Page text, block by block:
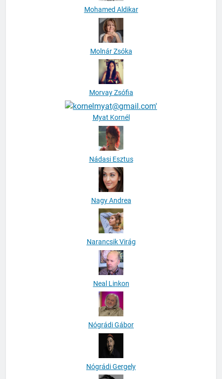
Mohamed Aldikar
Molnár Zsóka
Morvay Zsófia
Myat Kornél
Nádasi Esztus
Nagy Andrea
Narancsik Virág
Neal Linkon
Nógrádi Gábor
Nógrádi Gergely